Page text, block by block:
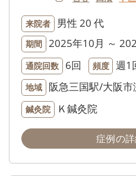
来院者 男性 20 代
期間 2025年10月 ～
通院回数 6回 頻度 週1
地域 阪急三国駅/大阪市
鍼灸院 Ｋ鍼灸院
症例の